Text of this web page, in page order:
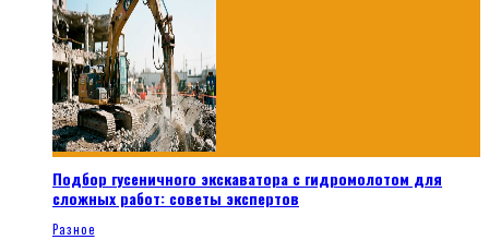
Подбор гусеничного экскаватора с гидромолотом для
сложных работ: советы экспертов
Разное